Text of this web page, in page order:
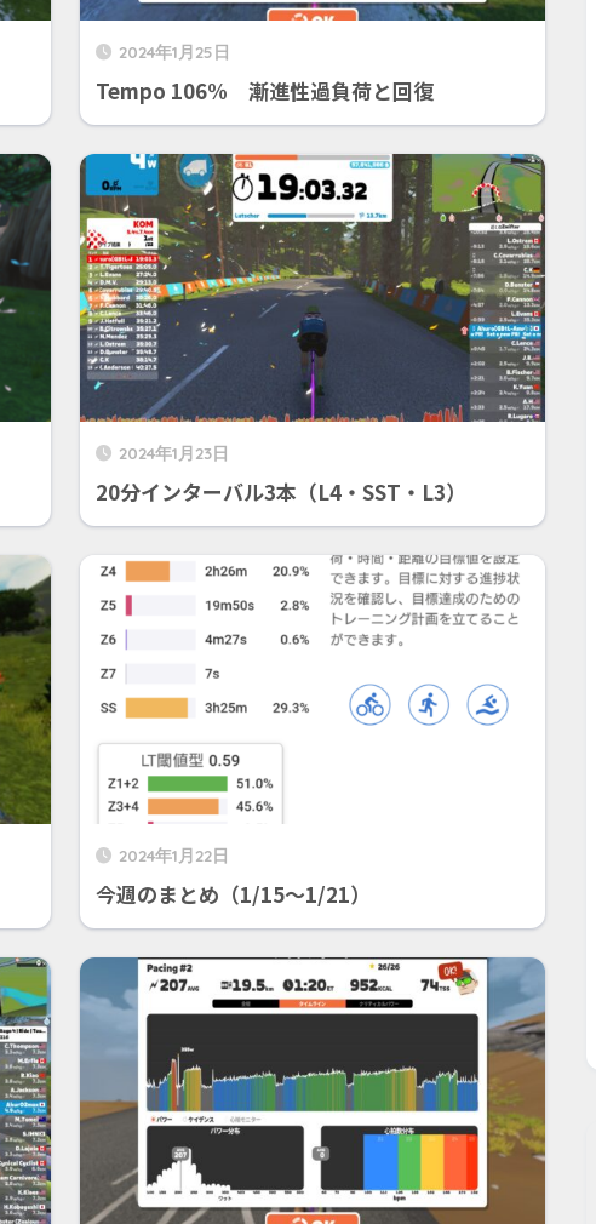
2024年1月25日
Tempo 106% 漸進性過負荷と回復
2024年1月23日
20分インターバル3本（L4・SST・L3）
2024年1月22日
今週のまとめ（1/15〜1/21）